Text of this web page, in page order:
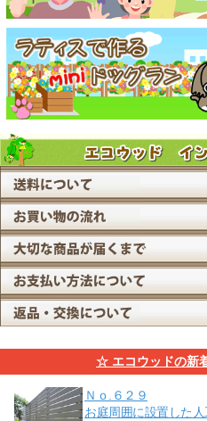
☆ エコウッドの新
Ｎｏ.６２９
お庭周囲に設置した